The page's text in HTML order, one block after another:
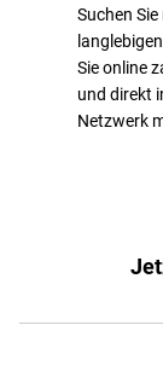
Suchen
Sie online
und direkt
Netzwerk